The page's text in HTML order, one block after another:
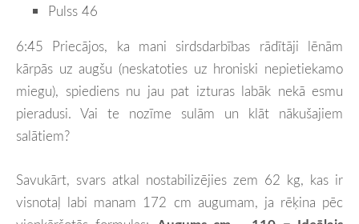
Pulss 46
6:45 Priecājos, ka mani sirdsdarbības rādītāji lēnām
kārpās uz augšu (neskatoties uz hroniski nepietiekamo
miegu), spiediens nu jau pat izturas labāk nekā esmu
pieradusi. Vai te nozīme sulām un klāt nākušajiem
salātiem?
Savukārt, svars atkal nostabilizējies zem 62 kg, kas ir
visnotaļ labi manam 172 cm augumam, ja rēķina pēc